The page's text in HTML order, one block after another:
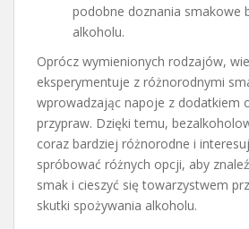
podobne doznania smakowe
alkoholu.
Oprócz wymienionych rodzajów,
eksperymentuje z różnorodnymi
wprowadzając napoje z dodatkiem
przypraw. Dzięki temu,
coraz bardziej różnorodne i
spróbować różnych opcji, aby
smak i cieszyć się towarzystwem
skutki spożywania alkoholu.